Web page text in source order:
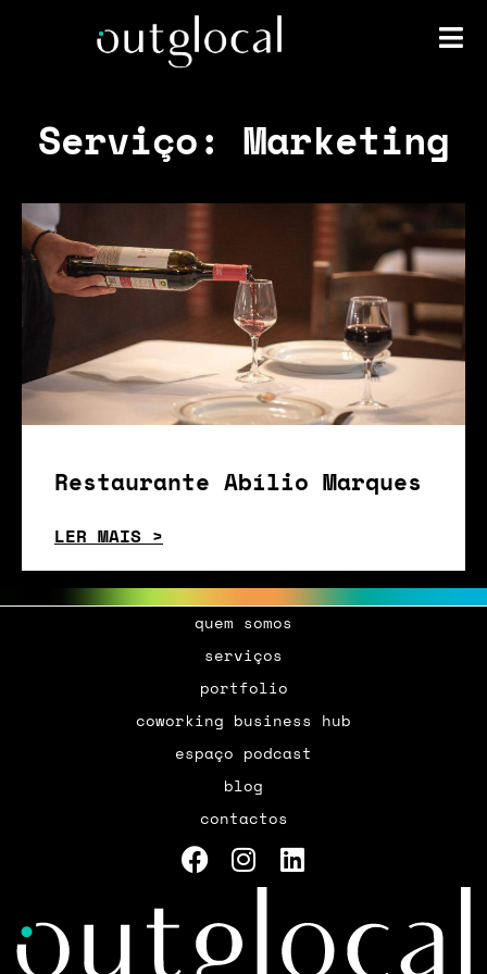
Serviço: Marketing
Restaurante Abílio Marques
LER MAIS >
quem somos
serviços
portfolio
coworking business hub
espaço podcast
blog
contactos